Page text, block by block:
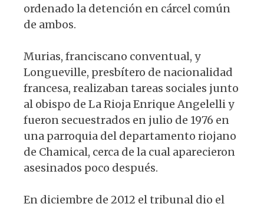
ordenado la detención en cárcel común
de ambos.
Murias, franciscano conventual, y
Longueville, presbítero de nacionalidad
francesa, realizaban tareas sociales junto
al obispo de La Rioja Enrique Angelelli y
fueron secuestrados en julio de 1976 en
una parroquia del departamento riojano
de Chamical, cerca de la cual aparecieron
asesinados poco después.
En diciembre de 2012 el tribunal dio el